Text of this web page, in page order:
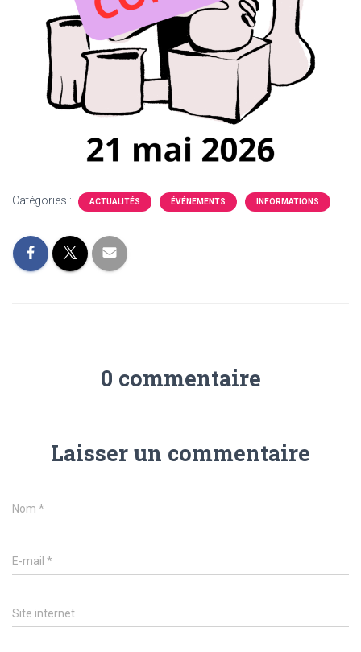
Catégories : ACTUALITÉS ÉVÉNEMENTS INFORMATIONS
0 commentaire
Laisser un commentaire
Nom *
E-mail *
Site internet